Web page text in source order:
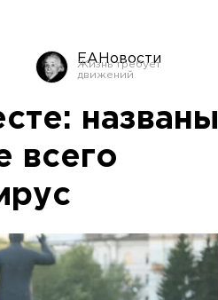
ЕАНовости
названы
всего